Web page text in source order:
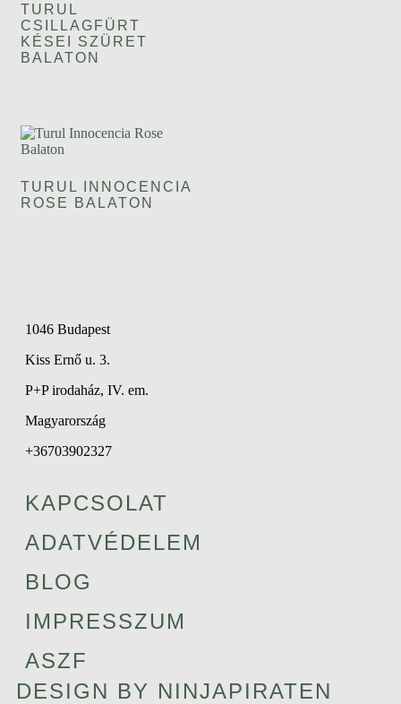
TURUL
CSILLAGFÜRT
KÉSEI SZÜRET
BALATON
TURUL INNOCENCIA
ROSE BALATON
1046 Budapest
Kiss Ernő u. 3.
P+P irodaház, IV. em.
Magyarország
+36703902327
KAPCSOLAT
ADATVÉDELEM
BLOG
IMPRESSZUM
ASZF
DESIGN BY NINJAPIRATEN